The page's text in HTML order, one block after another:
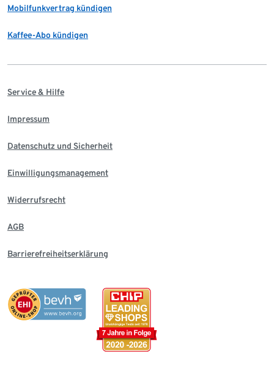
Mobilfunkvertrag kündigen
Kaffee-Abo kündigen
Service & Hilfe
Impressum
Datenschutz und Sicherheit
Einwilligungsmanagement
Widerrufsrecht
AGB
Barrierefreiheitserklärung